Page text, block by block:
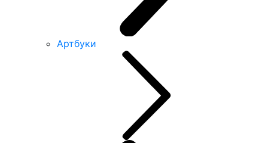
Артбуки